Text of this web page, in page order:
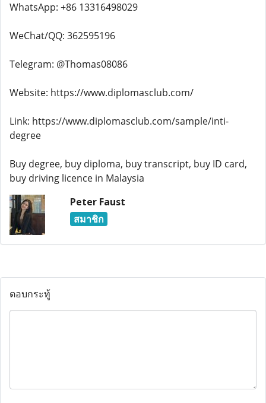
WhatsApp: +86 13316498029
WeChat/QQ: 362595196
Telegram: @Thomas08086
Website: https://www.diplomasclub.com/
Link: https://www.diplomasclub.com/sample/inti-
degree
Buy degree, buy diploma, buy transcript, buy ID card,
buy driving licence in Malaysia
Peter Faust
สมาชิก
ตอบกระทู้